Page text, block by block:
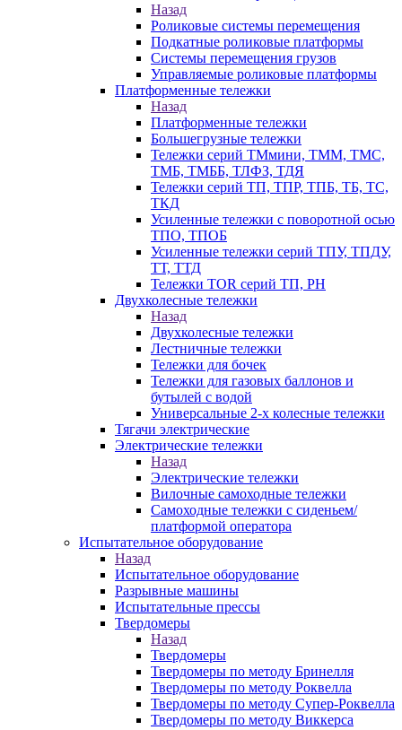
Назад
Роликовые системы перемещения
Подкатные роликовые платформы
Системы перемещения грузов
Управляемые роликовые платформы
Платформенные тележки
Назад
Платформенные тележки
Большегрузные тележки
Тележки серий ТМмини, ТММ, ТМС,
ТМБ, ТМББ, ТЛФЗ, ТДЯ
Тележки серий ТП, ТПР, ТПБ, ТБ, ТС,
ТКД
Усиленные тележки с поворотной осью
ТПО, ТПОБ
Усиленные тележки серий ТПУ, ТПДУ,
ТТ, ТТД
Тележки TOR серий ТП, PH
Двухколесные тележки
Назад
Двухколесные тележки
Лестничные тележки
Тележки для бочек
Тележки для газовых баллонов и
бутылей с водой
Универсальные 2-х колесные тележки
Тягачи электрические
Электрические тележки
Назад
Электрические тележки
Вилочные самоходные тележки
Самоходные тележки с сиденьем/
платформой оператора
Испытательное оборудование
Назад
Испытательное оборудование
Разрывные машины
Испытательные прессы
Твердомеры
Назад
Твердомеры
Твердомеры по методу Бринелля
Твердомеры по методу Роквелла
Твердомеры по методу Супер-Роквелла
Твердомеры по методу Виккерса